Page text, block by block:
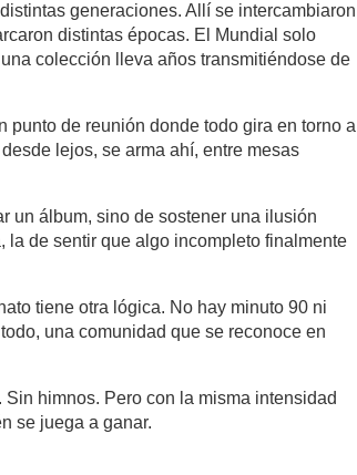
generaciones. Allí se intercambiaron
distintas épocas. El Mundial solo
colección lleva años transmitiéndose de
punto de reunión donde todo gira en torno a
lejos, se arma ahí, entre mesas
un álbum, sino de sostener una ilusión
la de sentir que algo incompleto finalmente
tiene otra lógica. No hay minuto 90 ni
una comunidad que se reconoce en
himnos. Pero con la misma intensidad
se juega a ganar.